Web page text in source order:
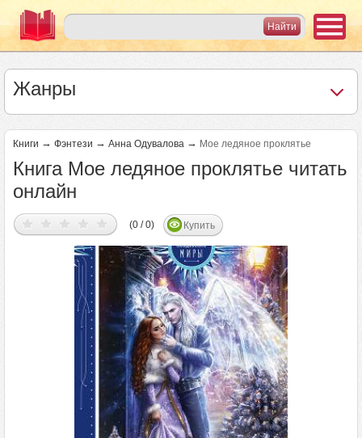
Жанры
Книги → Фэнтези → Анна Одувалова → Мое ледяное проклятье
Книга Мое ледяное проклятье читать
онлайн
(0 / 0) Купить